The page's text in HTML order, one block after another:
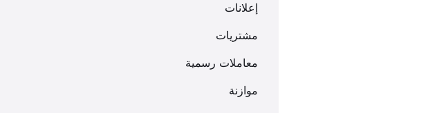
إعلانات
مشتريات
معاملات رسمية
موازنة